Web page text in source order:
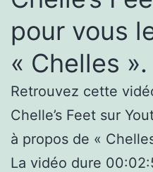
pour vous
« Chelles ».
Retrouvez cette
Chelle’s Feet sur
à propos de «
La vidéo dure